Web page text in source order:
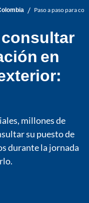
/ Paso a paso para
consultar
en
millones de
su puesto de
durante la jornada